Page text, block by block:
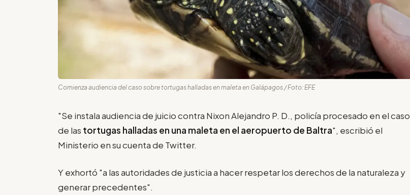
Comienza audiencia del caso sobre tortugas halladas en maleta en Galápagos / Foto: EFE
"Se instala audiencia de juicio contra Nixon Alejandro P. D., policía procesado en el caso
de las tortugas halladas en una maleta en el aeropuerto de Baltra", escribió el
Ministerio en su cuenta de Twitter.
Y exhortó "a las autoridades de justicia a hacer respetar los derechos de la naturaleza y
generar precedentes".